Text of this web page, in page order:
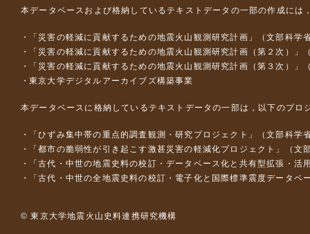
本データベースおよび格納しているテキストデータの一部の作成には
「災害の軽減に貢献するための地震火山観測研究計画」（文部科学
「災害の軽減に貢献するための地震火山観測研究計画（第２次）」
「災害の軽減に貢献するための地震火山観測研究計画（第３次）」
東京大学デジタルアーカイブズ構築事業
本データベースに格納しているテキストデータの一部は，以下のプロ
「ひずみ集中帯の重点的調査観測・研究プロジェクト」（文部科
「都市の脆弱性が引き起こす激甚災害の軽減化プロジェクト」（
「古代・中世の地震史料の校訂・データベース化と共有型拡張・
「古代・中世の全地震史料の校訂・電子化と国際標準震度データ
© 東京大学地震火山史料連携研究機構